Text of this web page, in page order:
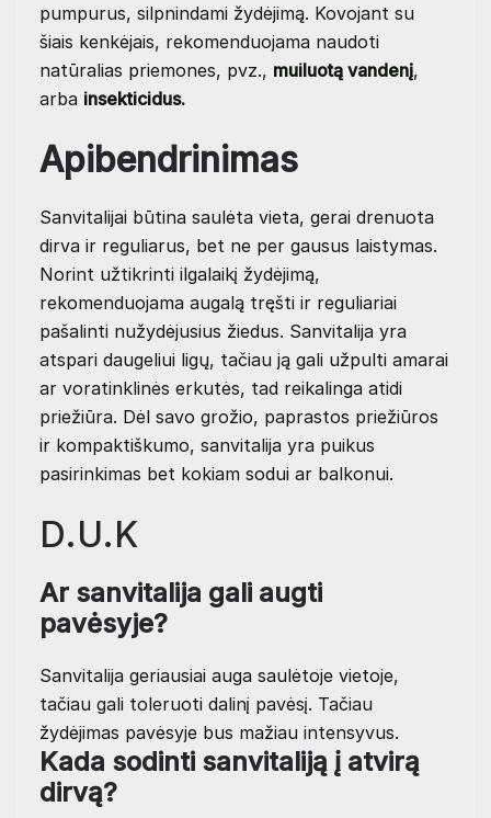
pumpurus, silpnindami žydėjimą. Kovojant su
šiais kenkėjais, rekomenduojama naudoti
natūralias priemones, pvz., muiluotą vandenį,
arba insekticidus.
Apibendrinimas
Sanvitalijai būtina saulėta vieta, gerai drenuota
dirva ir reguliarus, bet ne per gausus laistymas.
Norint užtikrinti ilgalaikį žydėjimą,
rekomenduojama augalą tręšti ir reguliariai
pašalinti nužydėjusius žiedus. Sanvitalija yra
atspari daugeliui ligų, tačiau ją gali užpulti amarai
ar voratinklinės erkutės, tad reikalinga atidi
priežiūra. Dėl savo grožio, paprastos priežiūros
ir kompaktiškumo, sanvitalija yra puikus
pasirinkimas bet kokiam sodui ar balkonui.
D.U.K
Ar sanvitalija gali augti
pavėsyje?
Sanvitalija geriausiai auga saulėtoje vietoje,
tačiau gali toleruoti dalinį pavėsį. Tačiau
žydėjimas pavėsyje bus mažiau intensyvus.
Kada sodinti sanvitaliją į atvirą
dirvą?